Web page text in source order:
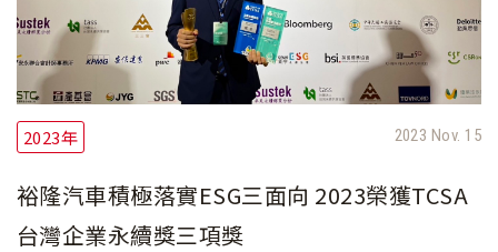
2023年 2023 Nov. 15
裕隆汽車積極落實ESG三面向 2023榮獲TCSA
台灣企業永續獎三項獎